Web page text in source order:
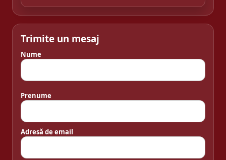
Trimite un mesaj
Nume
Prenume
Adresă de email